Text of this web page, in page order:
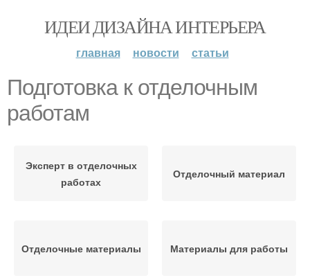
ИДЕИ ДИЗАЙНА ИНТЕРЬЕРА
главная новости статьи
Подготовка к отделочным
работам
Эксперт в отделочных
работах
Отделочный материал
Отделочные материалы Материалы для работы